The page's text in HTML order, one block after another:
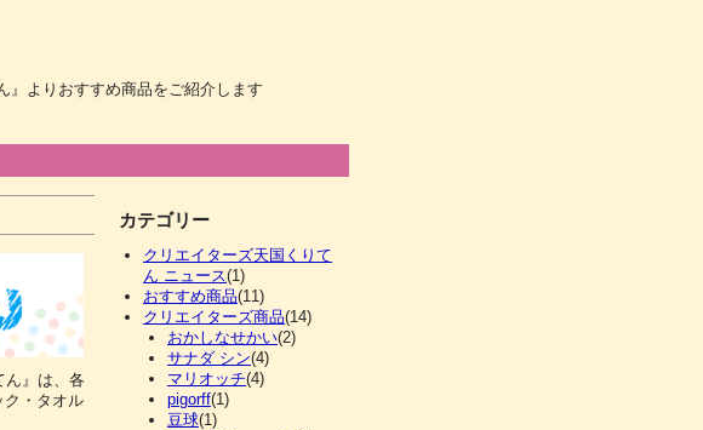
よりおすすめ商品をご紹介します
』は、各
ク・タオル
カテゴリー
クリエイターズ天国くりて
ん ニュース(1)
おすすめ商品(11)
クリエイターズ商品(14)
おかしなせかい(2)
サナダ シン(4)
マリオッチ(4)
pigorff(1)
豆球(1)